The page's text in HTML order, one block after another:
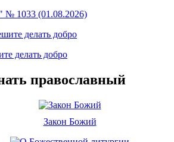
№ 1033 (01.08.2026)
делать добро
православный
Закон Божий